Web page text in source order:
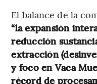
El balance de la
“la expansión
reducción
extracción
y foco en Vaca
récord de